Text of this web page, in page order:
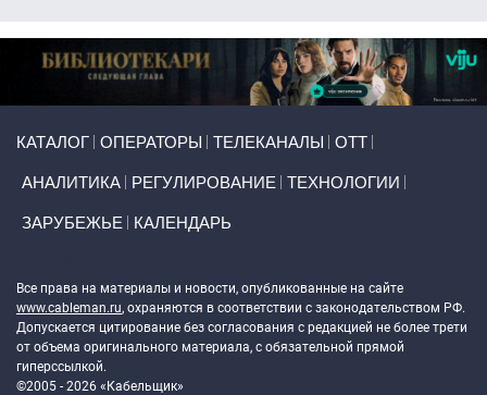
КАТАЛОГ ОПЕРАТОРЫ ТЕЛЕКАНАЛЫ ОТТ
АНАЛИТИКА РЕГУЛИРОВАНИЕ ТЕХНОЛОГИИ
ЗАРУБЕЖЬЕ КАЛЕНДАРЬ
Все права на материалы и новости, опубликованные на сайте
www.cableman.ru, охраняются в соответствии с законодательством РФ.
Допускается цитирование без согласования с редакцией не более трети
от объема оригинального материала, с обязательной прямой
гиперссылкой.
©2005 - 2026 «Кабельщик»